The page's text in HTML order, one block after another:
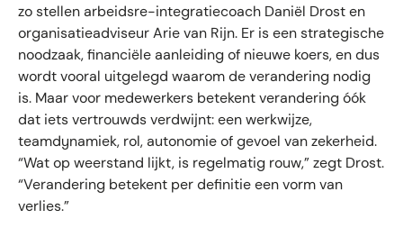
zo stellen arbeidsre-integratiecoach Daniël Drost en
organisatieadviseur Arie van Rijn. Er is een strategische
noodzaak, financiële aanleiding of nieuwe koers, en dus
wordt vooral uitgelegd waarom de verandering nodig
is. Maar voor medewerkers betekent verandering óók
dat iets vertrouwds verdwijnt: een werkwijze,
teamdynamiek, rol, autonomie of gevoel van zekerheid.
“Wat op weerstand lijkt, is regelmatig rouw,” zegt Drost.
“Verandering betekent per definitie een vorm van
verlies.”